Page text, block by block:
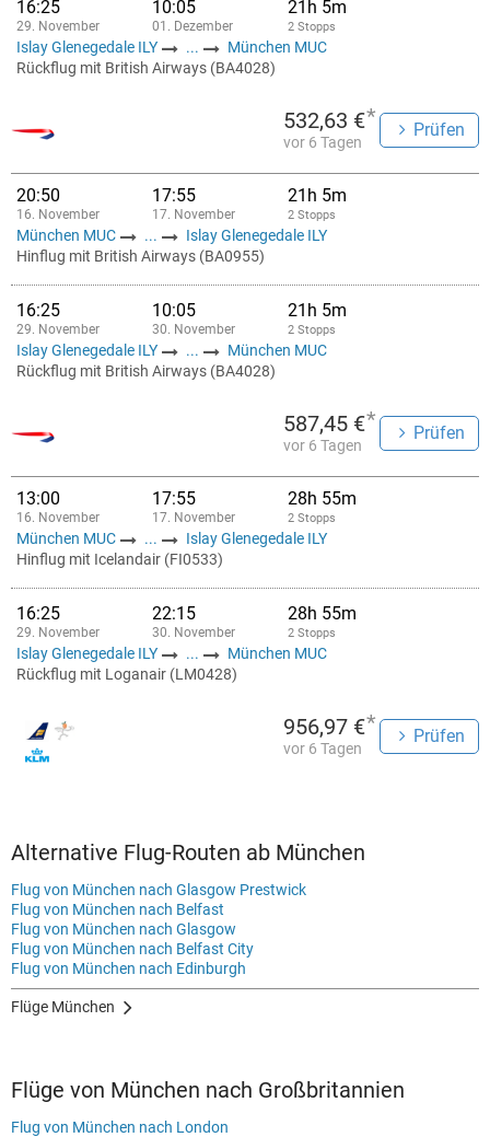
16:25
29. November
10:05
01. Dezember
21h 5m
2 Stopps
Islay Glenegedale ILY ...
München MUC
Rückflug mit British Airways (BA4028)
532,63 €*
vor 6 Tagen
Prüfen
20:50
16. November
17:55
17. November
21h 5m
2 Stopps
München MUC ...
Islay Glenegedale ILY
Hinflug mit British Airways (BA0955)
16:25
29. November
10:05
30. November
21h 5m
2 Stopps
Islay Glenegedale ILY ...
München MUC
Rückflug mit British Airways (BA4028)
587,45 €*
vor 6 Tagen
Prüfen
13:00
16. November
17:55
17. November
28h 55m
2 Stopps
München MUC ...
Islay Glenegedale ILY
Hinflug mit Icelandair (FI0533)
16:25
29. November
22:15
30. November
28h 55m
2 Stopps
Islay Glenegedale ILY ...
München MUC
Rückflug mit Loganair (LM0428)
956,97 €*
vor 6 Tagen
Prüfen
Alternative Flug-Routen ab München
Flug von München nach Glasgow Prestwick
Flug von München nach Belfast
Flug von München nach Glasgow
Flug von München nach Belfast City
Flug von München nach Edinburgh
Flüge München
Flüge von München nach Großbritannien
Flug von München nach London